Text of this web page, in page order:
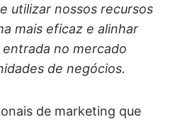
utilizar nossos recursos
mais eficaz e alinhar
no mercado
de negócios.
de marketing que